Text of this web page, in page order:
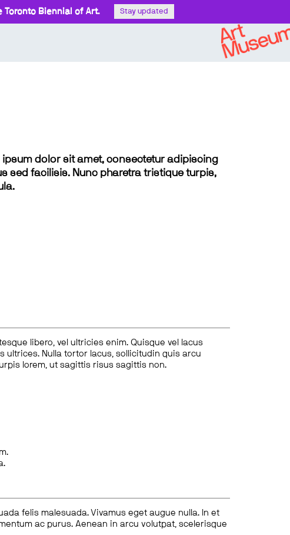
Toronto Biennial of Art. Stay updated
dolor sit amet, consectetur adipiscing
sed facilisis. Nunc pharetra tristique turpis,
libero, vel ultricies enim. Quisque vel lacus
ultrices. Nulla tortor lacus, sollicitudin quis arcu
lorem, ut sagittis risus sagittis non.
felis malesuada. Vivamus eget augue nulla. In et
ac purus. Aenean in arcu volutpat, scelerisque